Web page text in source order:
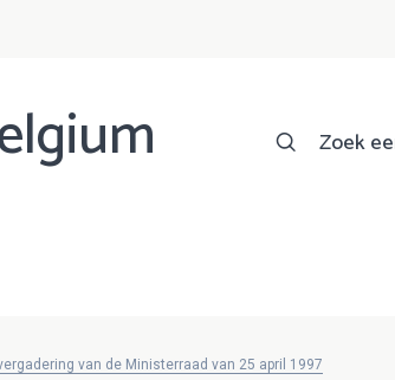
Zoek
van de Ministerraad van 25 april 1997